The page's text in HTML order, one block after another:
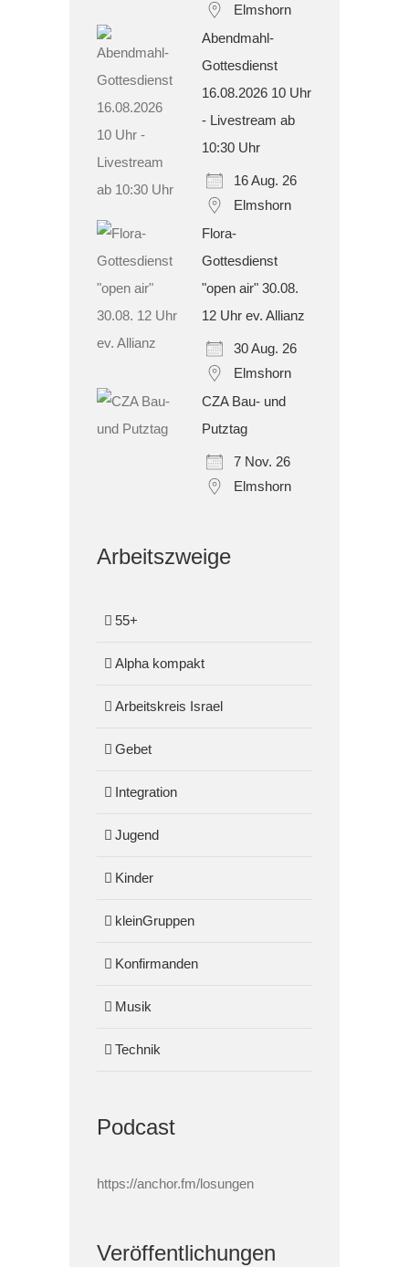
Elmshorn
Abendmahl-
Gottesdienst
16.08.2026 10 Uhr
- Livestream ab
10:30 Uhr
16 Aug. 26
Elmshorn
Flora-
Gottesdienst
"open air" 30.08.
12 Uhr ev. Allianz
30 Aug. 26
Elmshorn
CZA Bau- und
Putztag
7 Nov. 26
Elmshorn
Arbeitszweige
55+
Alpha kompakt
Arbeitskreis Israel
Gebet
Integration
Jugend
Kinder
kleinGruppen
Konfirmanden
Musik
Technik
Podcast
https://anchor.fm/losungen
Veröffentlichungen